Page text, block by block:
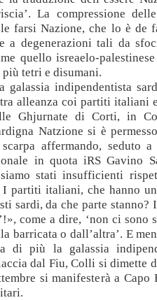
La compressione
farsi Nazione, che lo è de
a degenerazioni tali da
quello isreaelo-
tetri e disumani.
galassia indipendentista
alleanza coi partiti italiani
Ghjurnate di Corti, in
Natzione si è
affermando, seduto
in quota iRS Gavino
stati insufficienti
partiti italiani, che hanno
sardi, da che parte stanno?
come a dire, ‘non ci sono
barricata o dall’altra’. E
di più la galassia
dal Fiu, Colli si dimette
si manifesterà a Capo